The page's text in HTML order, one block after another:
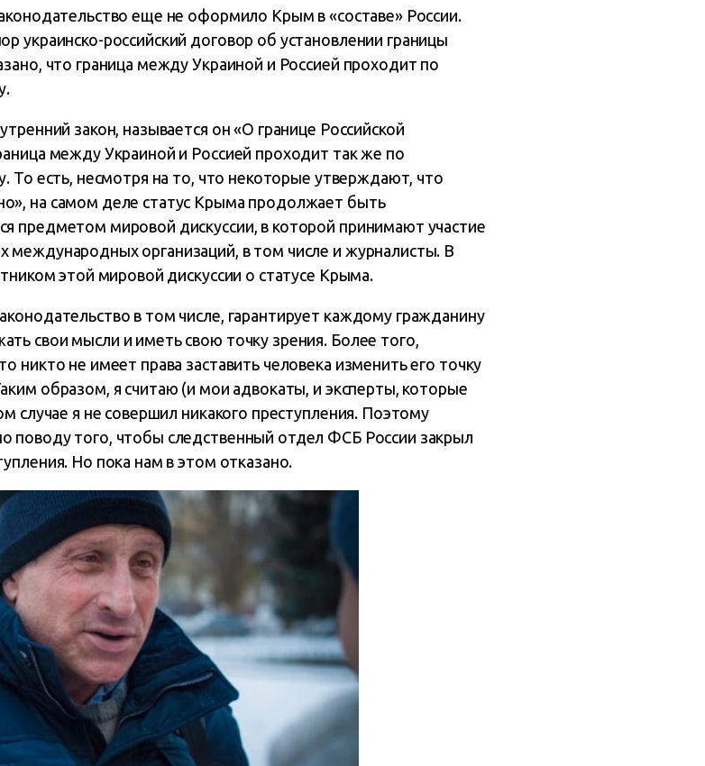
еще не оформило Крым в «составе» России.
украинско-российский договор об установлении границы
что граница между Украиной и Россией проходит по
закон, называется он «О границе Российской
между Украиной и Россией проходит так же по
То есть, несмотря на то, что некоторые утверждают, что
на самом деле статус Крыма продолжает быть
предметом мировой дискуссии, в которой принимают участие
международных организаций, в том числе и журналисты. В
этой мировой дискуссии о статусе Крыма.
в том числе, гарантирует каждому гражданину
свои мысли и иметь свою точку зрения. Более того,
никто не имеет права заставить человека изменить его точку
образом, я считаю (и мои адвокаты, и эксперты, которые
случае я не совершил никакого преступления. Поэтому
поводу того, чтобы следственный отдел ФСБ России закрыл
Но пока нам в этом отказано.